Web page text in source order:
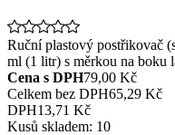
Ruční plastový postřikovač
ml (1 litr) s měrkou na boku
Cena s DPH79,00 Kč
Celkem bez DPH65,29 Kč
DPH13,71 Kč
Kusů skladem: 10